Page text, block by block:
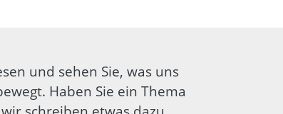
und sehen Sie, was uns
Haben Sie ein Thema